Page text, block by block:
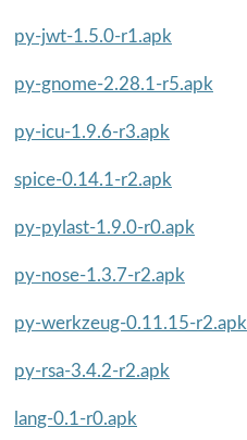
py-jwt-1.5.0-r1.apk
py-gnome-2.28.1-r5.apk
py-icu-1.9.6-r3.apk
spice-0.14.1-r2.apk
py-pylast-1.9.0-r0.apk
py-nose-1.3.7-r2.apk
py-werkzeug-0.11.15-r2.apk
py-rsa-3.4.2-r2.apk
lang-0.1-r0.apk